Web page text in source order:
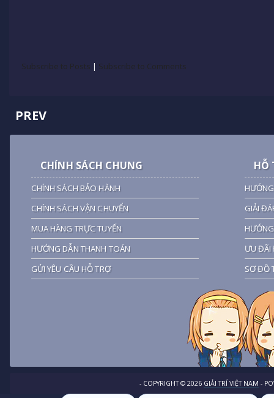
Subscribe to Posts | Subscribe to Comments
PREV
CHÍNH SÁCH CHUNG
CHÍNH SÁCH BẢO HÀNH
CHÍNH SÁCH VẬN CHUYỂN
MUA HÀNG TRỰC TUYẾN
HƯỚNG DẪN THANH TOÁN
GỬI YÊU CẦU HỖ TRỢ
HỖ
GIẢI
ƯU ĐÃI
SƠ ĐỒ
- COPYRIGHT © 2026 GIẢI TRÍ VIỆT NAM -